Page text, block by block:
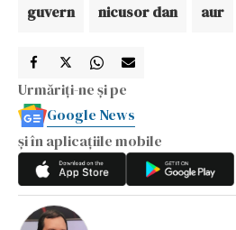
guvern nicusor dan aur
Urmăriți-ne și pe
Google News
și în aplicațiile mobile